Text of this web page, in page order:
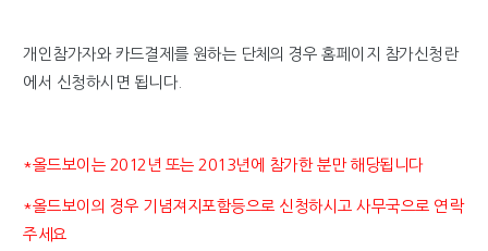
개인참가자와 카드결제를 원하는 단체의 경우 홈페이지 참가신청란
에서 신청하시면 됩니다.
*올드보이는 2012년 또는 2013년에 참가한 분만 해당됩니다
*올드보이의 경우 기념져지포함등으로 신청하시고 사무국으로 연락
주세요